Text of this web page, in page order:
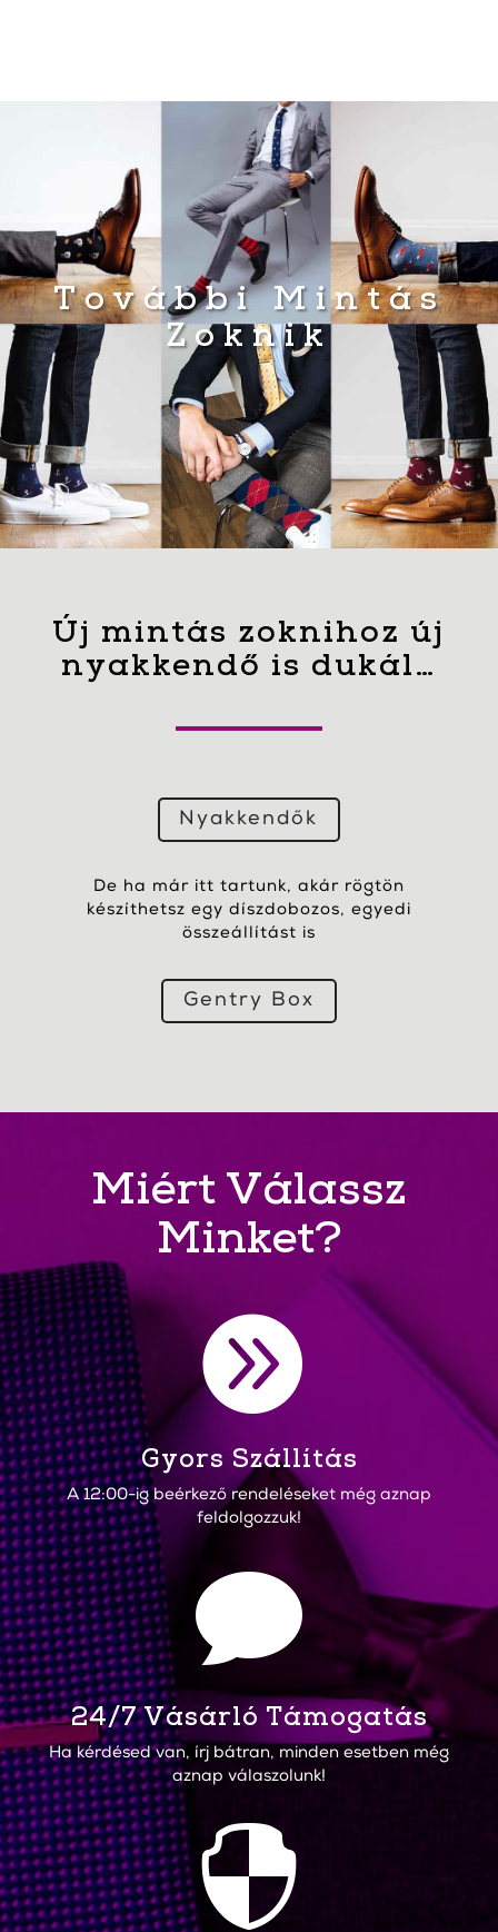
További Mintás
Zoknik
Új mintás zoknihoz új
nyakkendő is dukál…
Nyakkendők
De ha már itt tartunk, akár rögtön
készíthetsz egy díszdobozos, egyedi
összeállítást is
Gentry Box
Miért Válassz
Minket?

Gyors Szállítás
A 12:00-ig beérkező rendeléseket még aznap
feldolgozzuk!

24/7 Vásárló Támogatás
Ha kérdésed van, írj bátran, minden esetben még
aznap válaszolunk!
